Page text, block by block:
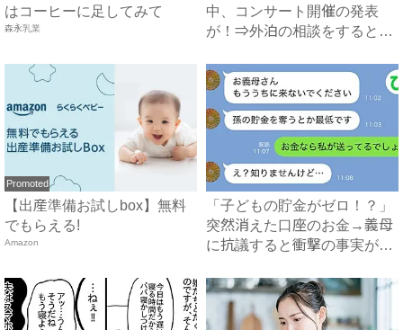
はコーヒーに足してみて
森永乳業
中、コンサート開催の発表
が！⇒外泊の相談をするとま
Promoted
【出産準備お試しbox】無料
でもらえる!
Amazon
「子どもの貯金がゼロ！？」
突然消えた口座のお金→義母
に抗議すると衝撃の事実が判